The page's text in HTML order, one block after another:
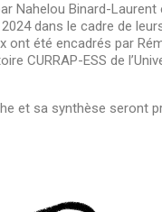
Nahelou Binard-Laurent
dans le cadre de
ont été encadrés par
CURRAP-ESS de
et sa synthèse seront